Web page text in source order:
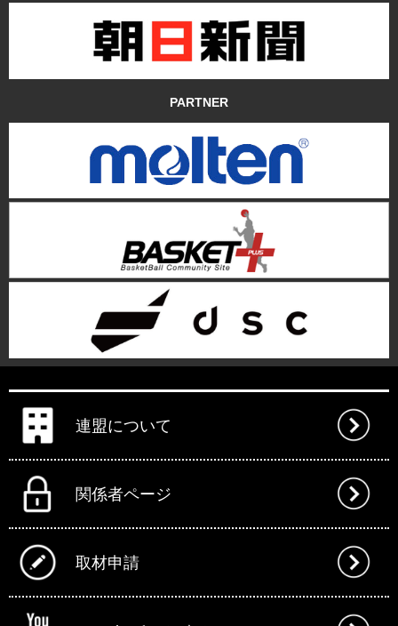
PARTNER
連盟について
関係者ページ
取材申請